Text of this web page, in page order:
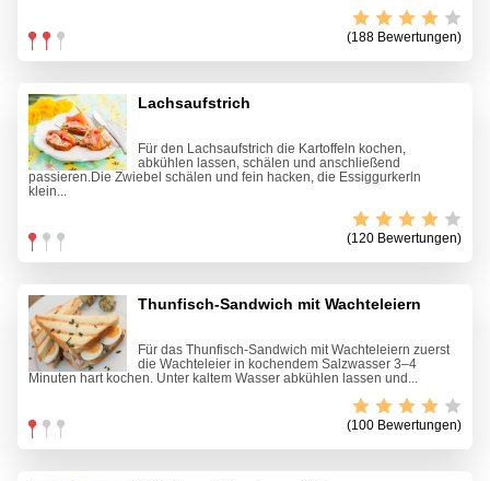
(188 Bewertungen)
Lachsaufstrich
Für den Lachsaufstrich die Kartoffeln kochen,
abkühlen lassen, schälen und anschließend
passieren.Die Zwiebel schälen und fein hacken, die Essiggurkerln
klein...
(120 Bewertungen)
Thunfisch-Sandwich mit Wachteleiern
Für das Thunfisch-Sandwich mit Wachteleiern zuerst
die Wachteleier in kochendem Salzwasser 3–4
Minuten hart kochen. Unter kaltem Wasser abkühlen lassen und...
(100 Bewertungen)